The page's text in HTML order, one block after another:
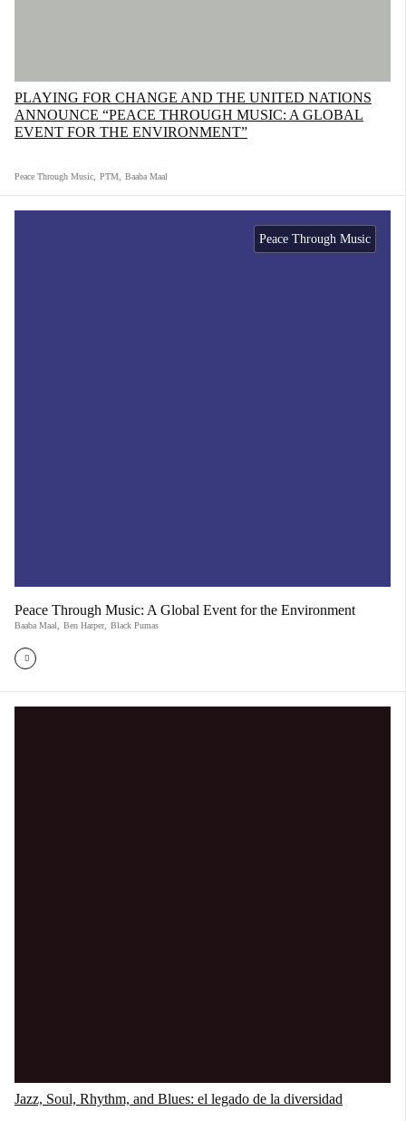
PLAYING FOR CHANGE AND THE UNITED NATIONS
ANNOUNCE “PEACE THROUGH MUSIC: A GLOBAL
EVENT FOR THE ENVIRONMENT”
Peace Through Music PTM Baaba Maal
Peace Through Music
Peace Through Music: A Global Event for the Environment
Baaba Maal Ben Harper, Black Pumas
Jazz, Soul, Rhythm, and Blues: el legado de la diversidad